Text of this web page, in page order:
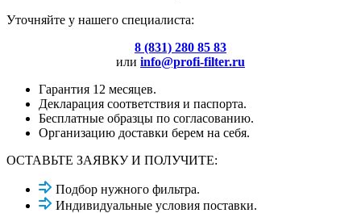
Уточняйте у нашего специалиста:
8 (831) 280 85 83
или info@profi-filter.ru
Гарантия 12 месяцев.
Декларация соответствия и паспорта.
Бесплатные образцы по согласованию.
Организацию доставки берем на себя.
ОСТАВЬТЕ ЗАЯВКУ И ПОЛУЧИТЕ:
Подбор нужного фильтра.
Индивидуальные условия поставки.